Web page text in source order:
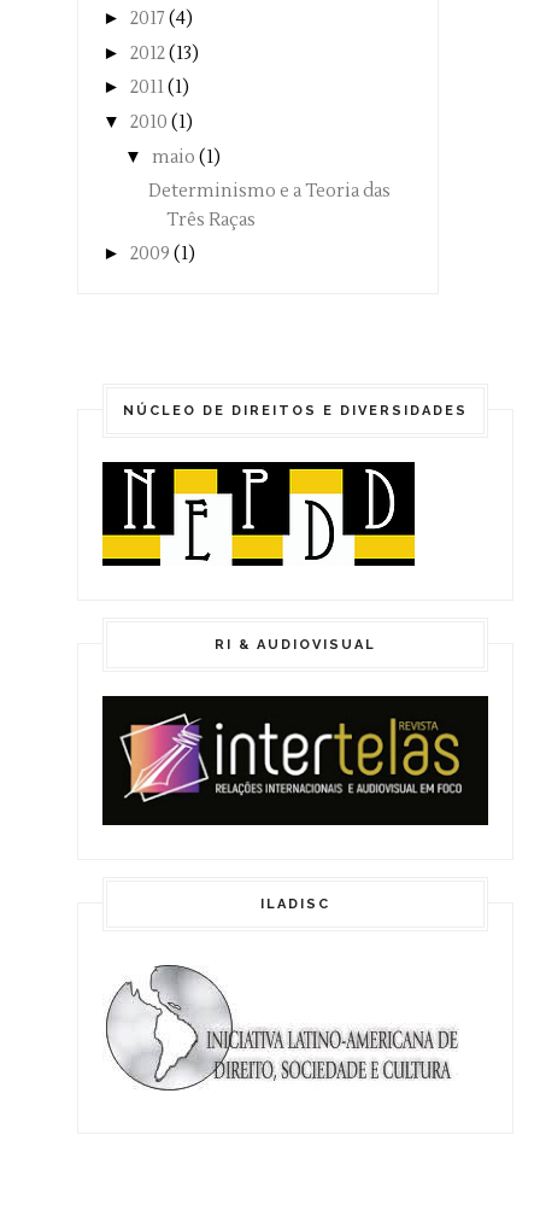
► 2017 (4)
► 2012(13)
► 2011(1)
▼ 2010 (1)
▼ maio (1)
Determinismo e a Teoria das
Três Raças
► 2009 (1)
NÚCLEO DE DIREITOS E DIVERSIDADES
RI & AUDIOVISUAL
ILADISC